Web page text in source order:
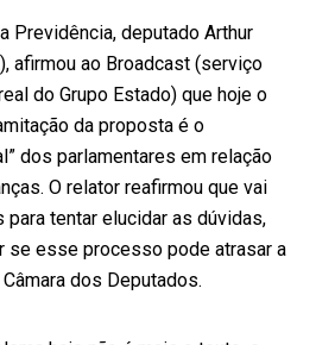
Previdência, deputado Arthur
afirmou ao Broadcast (serviço
do Grupo Estado) que hoje o
da proposta é o
dos parlamentares em relação
O relator reafirmou que vai
para tentar elucidar as dúvidas,
se esse processo pode atrasar a
dos Deputados.